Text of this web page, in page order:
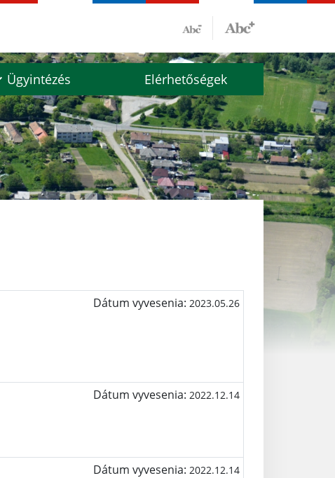
Ügyintézés Elérhetőségek
Dátum vyvesenia: 2023.05.26
Dátum vyvesenia: 2022.12.14
Dátum vyvesenia: 2022.12.14